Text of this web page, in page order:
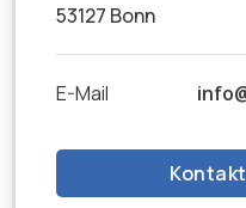
53127 Bonn
E-Mail